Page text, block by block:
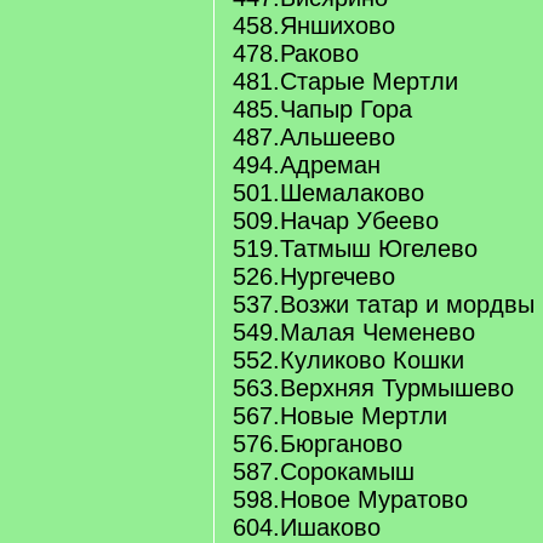
458.Яншихово
478.Раково
481.Старые Мертли
485.Чапыр Гора
487.Альшеево
494.Адреман
501.Шемалаково
509.Начар Убеево
519.Татмыш Югелево
526.Нургечево
537.Возжи татар и мордвы
549.Малая Чеменево
552.Куликово Кошки
563.Верхняя Турмышево
567.Новые Мертли
576.Бюрганово
587.Сорокамыш
598.Новое Муратово
604.Ишаково